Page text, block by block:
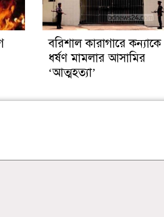
বরিশাল কারাগারে কন্যাকে
ধর্ষণ মামলার আসামির
‘আত্মহত্যা’